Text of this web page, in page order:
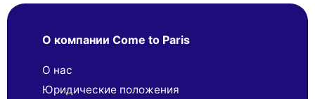
О компании Come to Paris
О нас
Юридические положения